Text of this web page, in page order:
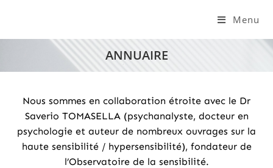
Menu
ANNUAIRE
Nous sommes en collaboration étroite avec le Dr
Saverio TOMASELLA (psychanalyste, docteur en
psychologie et auteur de nombreux ouvrages sur la
haute sensibilité / hypersensibilité), fondateur de
l’Observatoire de la sensibilité.